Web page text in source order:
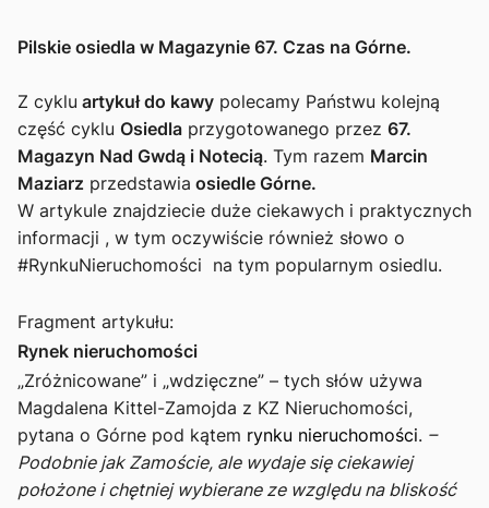
Pilskie osiedla w Magazynie 67. Czas na Górne.
Z cyklu artykuł do kawy polecamy Państwu kolejną
część cyklu Osiedla przygotowanego przez 67.
Magazyn Nad Gwdą i Notecią. Tym razem Marcin
Maziarz przedstawia osiedle Górne.
W artykule znajdziecie duże ciekawych i praktycznych
informacji , w tym oczywiście również słowo o
#RynkuNieruchomości na tym popularnym osiedlu.
Fragment artykułu:
Rynek nieruchomości
„Zróżnicowane” i „wdzięczne” – tych słów używa
Magdalena Kittel-Zamojda z KZ Nieruchomości,
pytana o Górne pod kątem rynku nieruchomości. –
Podobnie jak Zamoście, ale wydaje się ciekawiej
położone i chętniej wybierane ze względu na bliskość